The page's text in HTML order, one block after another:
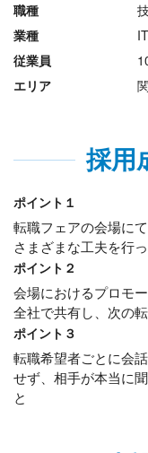
職種
業種
従業員
エリア
採用
ポイント１
転職フェアの会場に
さまざまな工夫を行
ポイント２
会場におけるプロモ
全社で共有し、次の
ポイント３
転職希望者ごとに会
せず、相手が本当に
と